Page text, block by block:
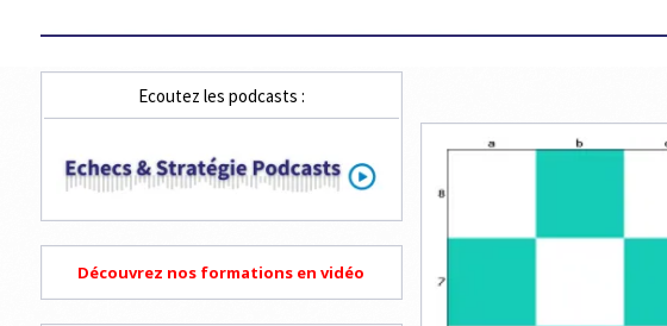
Ecoutez les podcasts :
Découvrez nos formations en vidéo